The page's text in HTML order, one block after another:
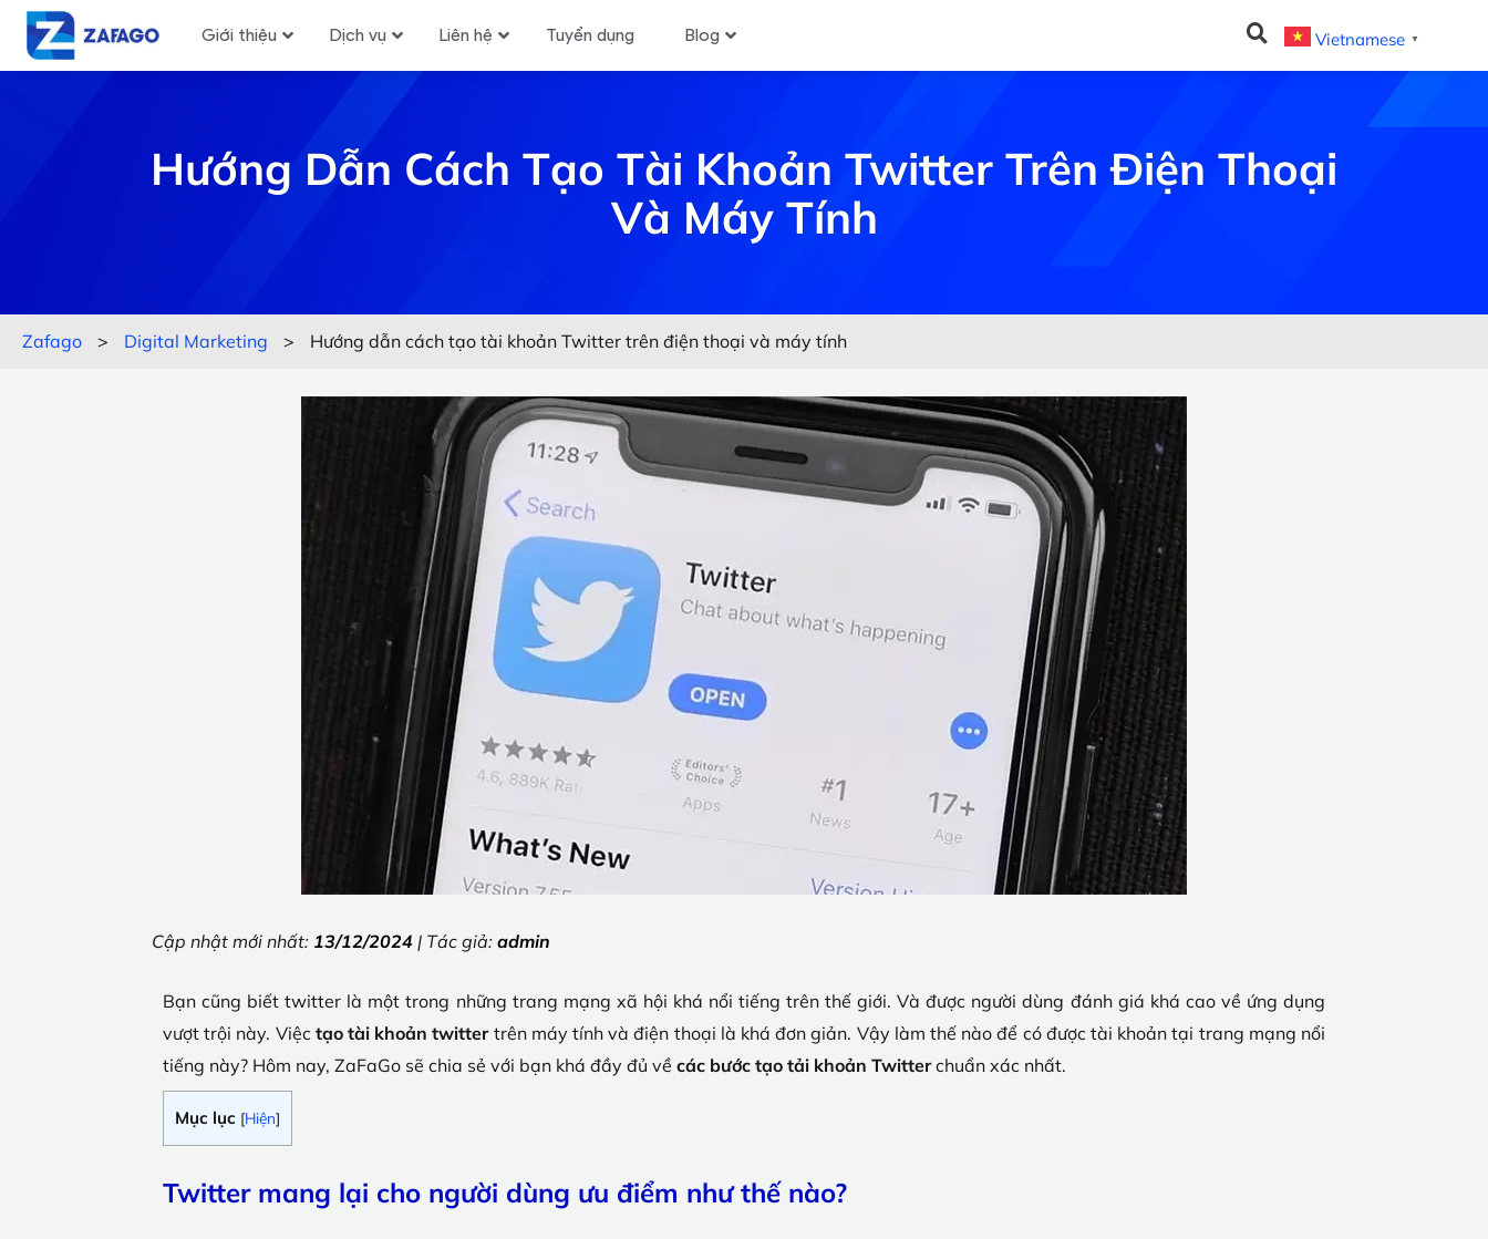
Giới thiệu Dịch vụ Liên hệ Tuyển dụng Blog Vietnamese ▼
Hướng Dẫn Cách Tạo Tài Khoản Twitter Trên Điện Thoại
Và Máy Tính
Zafago > Digital Marketing > Hướng dẫn cách tạo tài khoản Twitter trên điện thoại và máy tính
Cập nhật mới nhất: 13/12/2024 | Tác giả: admin
Bạn cũng biết twitter là một trong những trang mạng xã hội khá nổi tiếng trên thế giới. Và được người dùng đánh giá khá cao về ứng dụng
vượt trội này. Việc tạo tài khoản twittertrên máy tính và điện thoại là khá đơn giản. Vậy làm thế nào để có được tài khoản tại trang mạng nổi
tiếng này? Hôm nay, ZaFaGo sẽ chia sẻ với bạn khá đầy đủ về các bước tạo tải khoản Twitterchuẩn xác nhất.
Mục lục [Hiện]
Twitter mang lại cho người dùng ưu điểm như thế nào?